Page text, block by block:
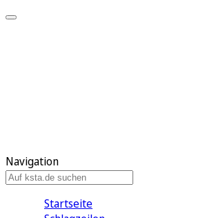
Navigation
Startseite